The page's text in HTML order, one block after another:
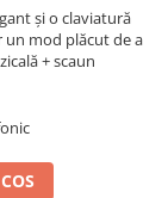
și o claviatură
un mod plăcut de a
+ scaun